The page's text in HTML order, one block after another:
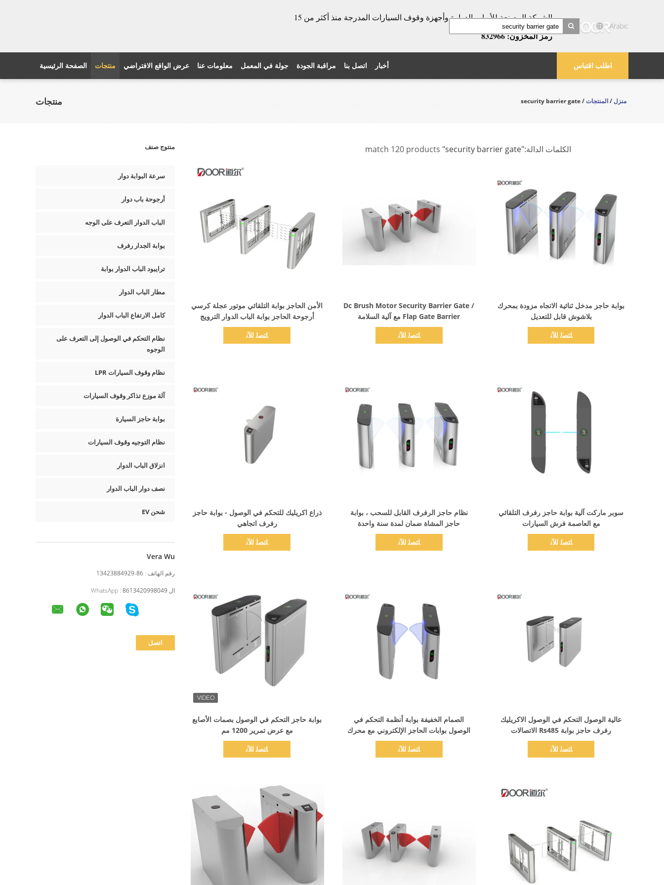
الشركة المصنعة للأبواب الدوارة وأجهزة وقوف السيارات المدرجة منذ أكثر من 15
عامًا!
رمز المخزون: 832966
Arabic
اطلب اقتباس الصفحة الرئيسية منتجات عرض الواقع الافتراضي معلومات عنا جولة في المعمل مراقبة الجودة اتصل بنا أخبار
منتجات منزل/المنتجات/ security barrier gate
منتوج صنف
سرعة البوابة دوار
أرجوحة باب دوار
الباب الدوار التعرف على الوجه
بوابة الجدار رفرف
ترايبود الباب الدوار بوابة
مطار الباب الدوار
كامل الارتفاع الباب الدوار
نظام التحكم في الوصول إلى التعرف على
الوجوه
نظام وقوف السيارات LPR
آلة موزع تذاكر وقوف السيارات
بوابة حاجز السيارة
نظام التوجيه وقوف السيارات
انزلاق الباب الدوار
نصف دوار الباب الدوار
شحن EV
Vera Wu
رقم الهاتف :
ال WhatsApp : 8613420998049
الكلمات الدالة:"security barrier gate"
الأمن الحاجز بوابة التلقائي موتور عجلة كرسي
أرجوحة الحاجز بوابة الباب الدوار الترويج
ﺎﺘﺼﻟ ﺍﻶﻧ
Dc Brush Motor Security Barrier Gate /
Flap Gate Barrier مع آلية السلامة
ﺎﺘﺼﻟ ﺍﻶﻧ
بوابة حاجز مدخل ثنائية الاتجاه مزودة بمحرك
بلاشوش قابل للتعديل
ﺎﺘﺼﻟ ﺍﻶﻧ
ذراع اكريليك للتحكم في الوصول - بوابة حاجز
رفرف اتجاهي
ﺎﺘﺼﻟ ﺍﻶﻧ
نظام حاجز الرفرف القابل للسحب ، بوابة
حاجز المشاة ضمان لمدة سنة واحدة
ﺎﺘﺼﻟ ﺍﻶﻧ
اظهر التفاصيل
سوبر ماركت آلية بوابة حاجز رفرف التلقائي
مع العاصمة فرش السيارات
ﺎﺘﺼﻟ ﺍﻶﻧ
بوابة حاجز التحكم في الوصول بصمات الأصابع
مع عرض تمرير 1200 مم
ﺎﺘﺼﻟ ﺍﻶﻧ
اظهر التفاصيل
الصمام الخفيفة بوابة أنظمة التحكم في
الوصول بوابات الحاجز الإلكتروني مع محرك
بلاشلس
ﺎﺘﺼﻟ ﺍﻶﻧ
عالية الوصول التحكم في الوصول الاكريليك
رفرف حاجز بوابة Rs485 الاتصالات
ﺎﺘﺼﻟ ﺍﻶﻧ